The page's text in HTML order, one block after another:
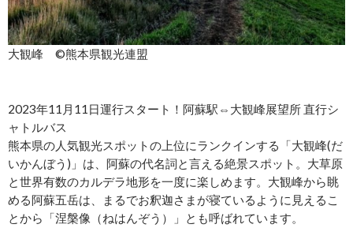
大観峰 ©熊本県観光連盟
2023年11月11日運行スタート！阿蘇駅⇔大観峰展望所 直行シ
ャトルバス
熊本県の人気観光スポットの上位にランクインする「大観峰(だ
いかんぼう)」は、阿蘇の代名詞と言える絶景スポット。大草原
と世界有数のカルデラ地形を一度に楽しめます。大観峰から眺
める阿蘇五岳は、まるでお釈迦さまが寝ているように見えるこ
とから「涅槃像（ねはんぞう）」とも呼ばれています。